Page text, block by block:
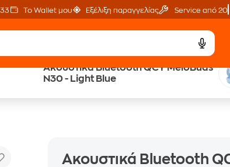
Το Wallet μου Εξέλιξη παραγγελίας Service από 20'
Ακουστικά Bluetooth QCY MeloBuds
N30 - Light Blue
Δωρεάν BoxNow
Ακουστικά Bluetooth